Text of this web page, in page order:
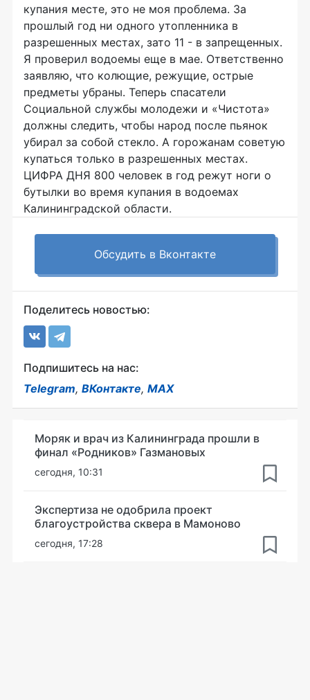
купания месте, это не моя проблема. За
прошлый год ни одного утопленника в
разрешенных местах, зато 11 - в запрещенных.
Я проверил водоемы еще в мае. Ответственно
заявляю, что колющие, режущие, острые
предметы убраны. Теперь спасатели
Социальной службы молодежи и «Чистота»
должны следить, чтобы народ после пьянок
убирал за собой стекло. А горожанам советую
купаться только в разрешенных местах.
ЦИФРА ДНЯ 800 человек в год режут ноги о
бутылки во время купания в водоемах
Калининградской области.
Обсудить в Вконтакте
Поделитесь новостью:
Подпишитесь на нас:
Telegram, ВКонтакте, MAX
Моряк и врач из Калининграда прошли в
финал «Родников» Газмановых
сегодня, 10:31
Экспертиза не одобрила проект
благоустройства сквера в Мамоново
сегодня, 17:28